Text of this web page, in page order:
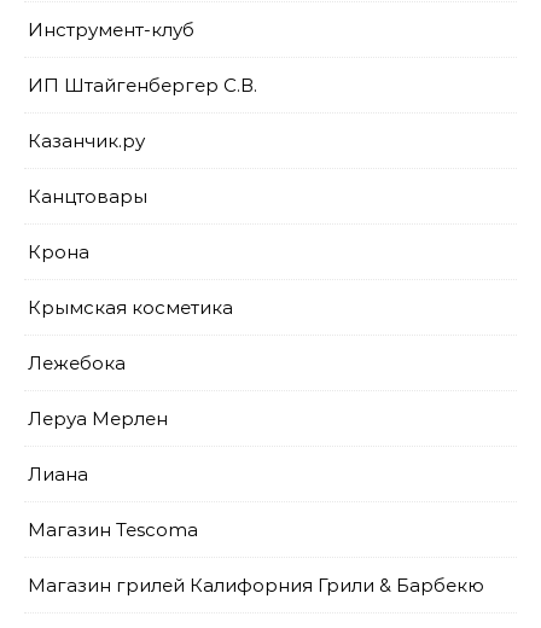
Инструмент-клуб
ИП Штайгенбергер С.В.
Казанчик.ру
Канцтовары
Крона
Крымская косметика
Лежебока
Леруа Мерлен
Лиана
Магазин Tescoma
Магазин грилей Калифорния Грили & Барбекю